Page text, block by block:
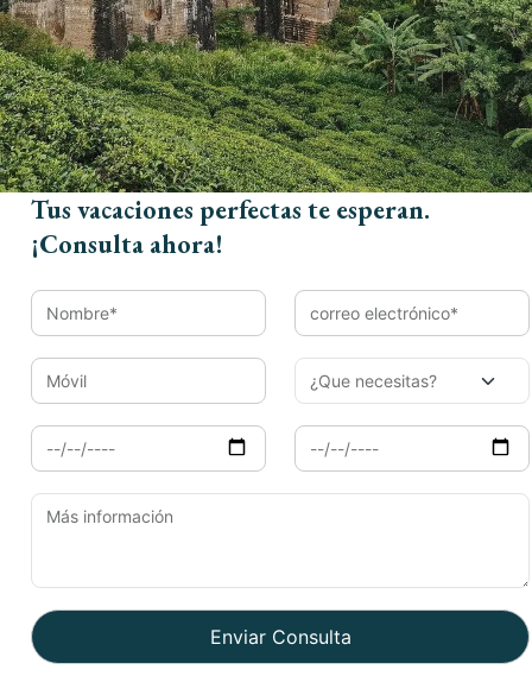
Nombre*
Email*
Llegada
Tus vacaciones perfectas te esperan.
¡Consulta ahora!